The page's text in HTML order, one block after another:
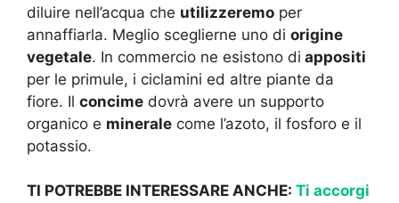
diluire nell’acqua che utilizzeremo per
annaffiarla. Meglio sceglierne uno di origine
vegetale. In commercio ne esistono di appositi
per le primule, i ciclamini ed altre piante da
fiore. Il concime dovrà avere un supporto
organico e minerale come l’azoto, il fosforo e il
potassio.
TI POTREBBE INTERESSARE ANCHE: Ti accorgi